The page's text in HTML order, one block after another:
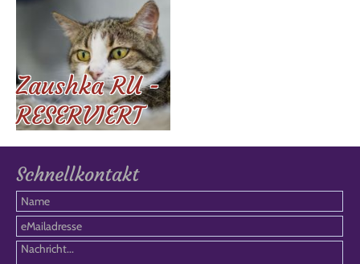
Zaushka RU -
RESERVIERT
Schnellkontakt